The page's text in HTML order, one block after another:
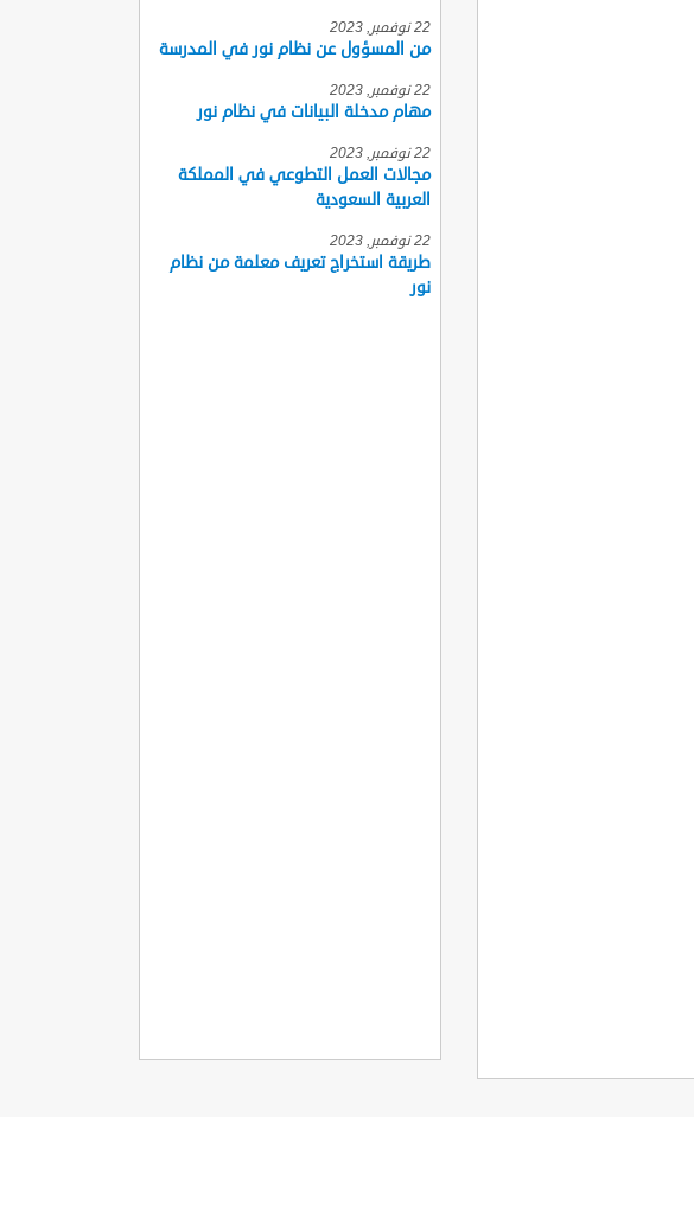
22 نوفمبر, 2023
من المسؤول عن نظام نور في المدرسة
22 نوفمبر, 2023
مهام مدخلة البيانات في نظام نور
22 نوفمبر, 2023
مجالات العمل التطوعي في المملكة
العربية السعودية
22 نوفمبر, 2023
طريقة استخراج تعريف معلمة من نظام
نور